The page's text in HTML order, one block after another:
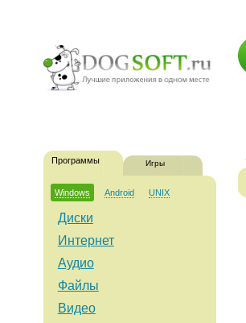
Программы Игры
Windows Android UNIX
Диски
Интернет
Аудио
Файлы
Видео